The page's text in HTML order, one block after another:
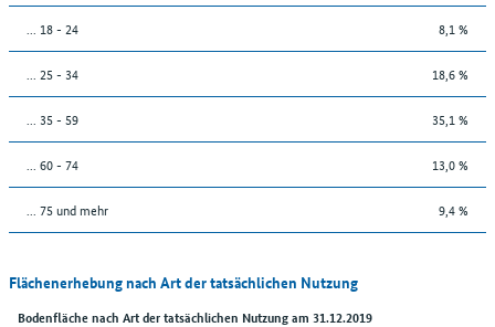
... 18 - 24 8,1 %
... 25 - 34 18,6 %
... 35 - 59 35,1 %
... 60 - 74 13,0 %
... 75 und mehr 9,4 %
Flächenerhebung nach Art der tatsächlichen Nutzung
Bodenfläche nach Art der tatsächlichen Nutzung am 31.12.2019